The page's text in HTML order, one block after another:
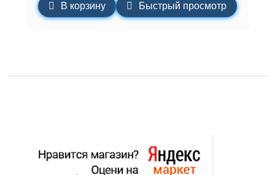
В корзину Быстрый просмотр